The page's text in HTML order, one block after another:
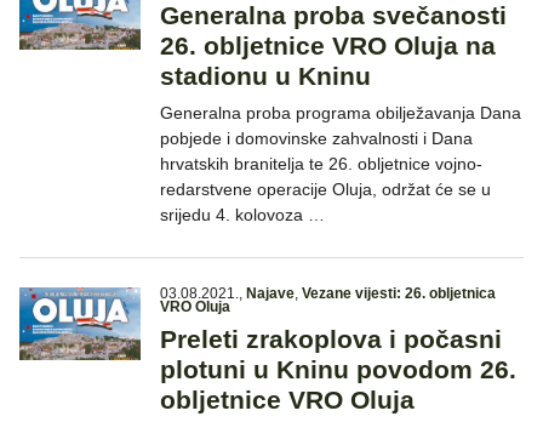
Generalna proba svečanosti
26. obljetnice VRO Oluja na
stadionu u Kninu
Generalna proba programa obilježavanja Dana
pobjede i domovinske zahvalnosti i Dana
hrvatskih branitelja te 26. obljetnice vojno-
redarstvene operacije Oluja, održat će se u
srijedu 4. kolovoza …
03.08.2021., Najave, Vezane vijesti: 26. obljetnica
VRO Oluja
Preleti zrakoplova i počasni
plotuni u Kninu povodom 26.
obljetnice VRO Oluja